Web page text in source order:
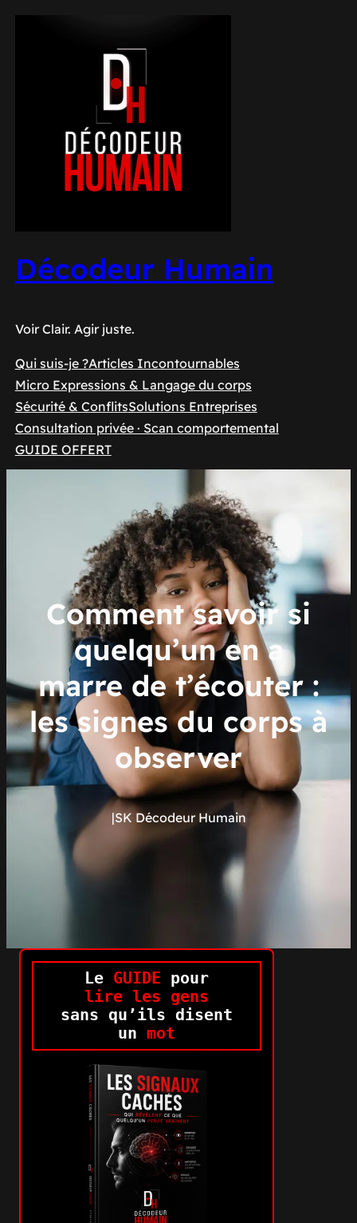
Décodeur Humain
Voir Clair. Agir juste.
Qui suis-je ?Articles Incontournables
Micro Expressions & Langage du corps
Sécurité & ConflitsSolutions Entreprises
Consultation privée · Scan comportemental
GUIDE OFFERT
Comment savoir si
quelqu’un en a
marre de t’écouter :
les signes du corps à
observer
|SK Décodeur Humain
Le GUIDE pour
lire les gens
sans qu’ils disent
un mot